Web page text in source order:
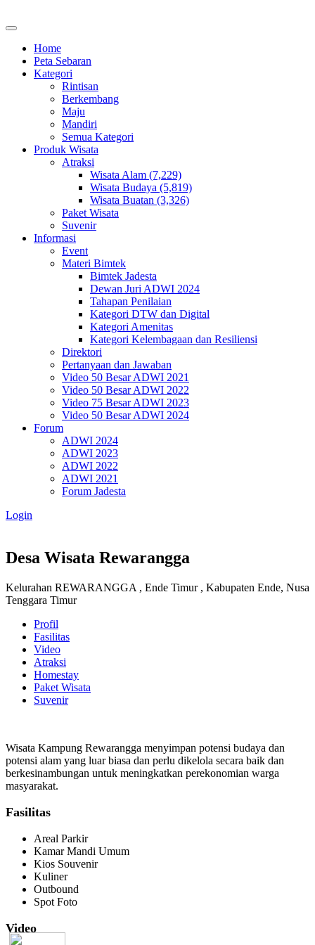
Home
Peta Sebaran
Kategori
Rintisan
Berkembang
Maju
Mandiri
Semua Kategori
Produk Wisata
Atraksi
Wisata Alam (7,229)
Wisata Budaya (5,819)
Wisata Buatan (3,326)
Paket Wisata
Suvenir
Informasi
Event
Materi Bimtek
Bimtek Jadesta
Dewan Juri ADWI 2024
Tahapan Penilaian
Kategori DTW dan Digital
Kategori Amenitas
Kategori Kelembagaan dan Resiliensi
Direktori
Pertanyaan dan Jawaban
Video 50 Besar ADWI 2021
Video 50 Besar ADWI 2022
Video 75 Besar ADWI 2023
Video 50 Besar ADWI 2024
Forum
ADWI 2024
ADWI 2023
ADWI 2022
ADWI 2021
Forum Jadesta
Login
Desa Wisata Rewarangga
Kelurahan REWARANGGA , Ende Timur , Kabupaten Ende, Nusa
Tenggara Timur
Profil
Fasilitas
Video
Atraksi
Homestay
Paket Wisata
Suvenir
Wisata Kampung Rewarangga menyimpan potensi budaya dan
potensi alam yang luar biasa dan perlu dikelola secara baik dan
berkesinambungan untuk meningkatkan perekonomian warga
masyarakat.
Fasilitas
Areal Parkir
Kamar Mandi Umum
Kios Souvenir
Kuliner
Outbound
Spot Foto
Video